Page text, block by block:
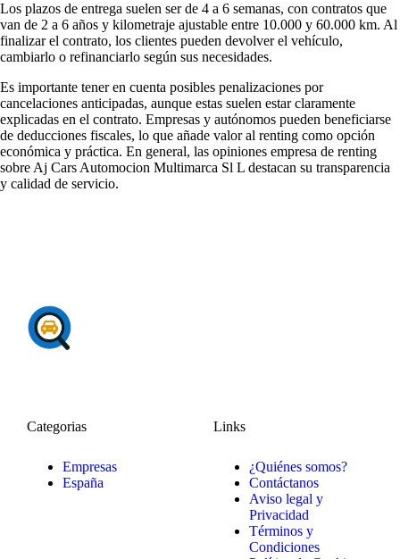
Los plazos de entrega suelen ser de 4 a 6 semanas, con contratos que
van de 2 a 6 años y kilometraje ajustable entre 10.000 y 60.000 km. Al
finalizar el contrato, los clientes pueden devolver el vehículo,
cambiarlo o refinanciarlo según sus necesidades.
Es importante tener en cuenta posibles penalizaciones por
cancelaciones anticipadas, aunque estas suelen estar claramente
explicadas en el contrato. Empresas y autónomos pueden beneficiarse
de deducciones fiscales, lo que añade valor al renting como opción
económica y práctica. En general, las opiniones empresa de renting
sobre Aj Cars Automocion Multimarca Sl L destacan su transparencia
y calidad de servicio.
Categorias
Empresas
España
Links
¿Quiénes somos?
Contáctanos
Aviso legal y
Privacidad
Términos y
Condiciones